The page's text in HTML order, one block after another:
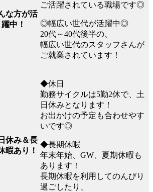
な方が活
躍中！
ご活躍されている職場です◎
◎幅広い世代が活躍中◎
20代～40代後半の、
幅広い世代のスタッフさんが
ご就業されています！
休み＆長
暇あり！
◆休日
勤務サイクルは5勤2休で、土
日休みとなります！
お出かけの予定も合わせやす
いです◎
◆長期休暇
年末年始、GW、夏期休暇も
あります！
長期休暇を利用してのんびり
過ごしたり、